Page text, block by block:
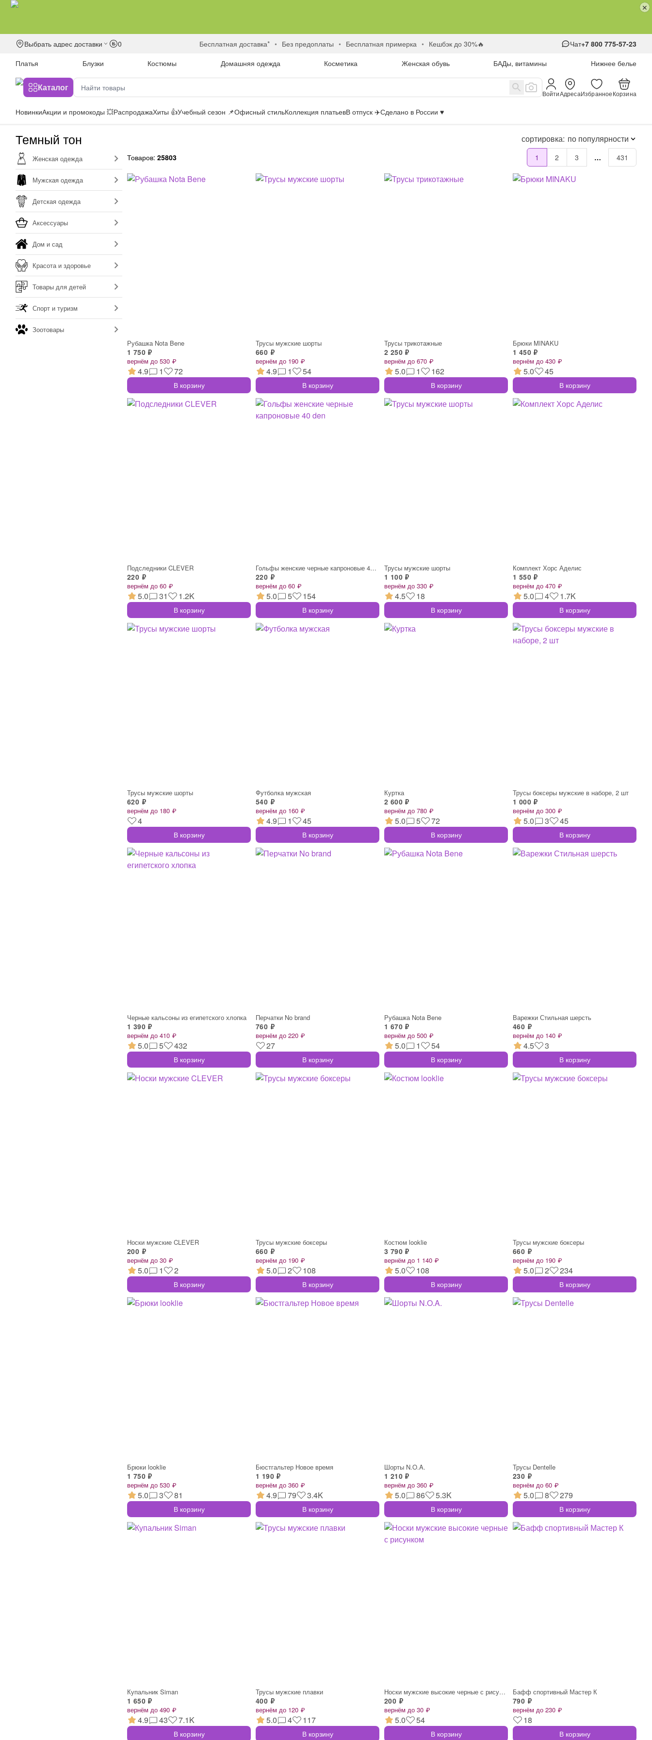
Выбрать адрес доставки 0 бесплатная доставка* без предоплаты бесплатная примерка кешбэк до 30%🔥 Чат+7 800 775-57-23
Платья
Блузки Костюмы Домашняя одежда Косметика Женская обувь БАДы, витамины Нижнее белье
Каталог
ВойтиАдресаИзбранноеКорзина
НовинкиАкции и промокоды 💥РаспродажаХиты 👍Учебный сезон 📌Офисный стильКоллекция платьевВ отпуск ✈️Сделано в России ♥️
Темный тон сортировка: по популярности
Женская одежда
Мужская одежда
Детская одежда
Аксессуары
Дом и сад
Красота и здоровье
Товары для детей
Спорт и туризм
Зоотовары
Товаров: 25803 1 2 3 … 431
Рубашка Nota Bene
1 750 ₽
вернём до 530 ₽
4.9 1 72
В корзину
Трусы мужские шорты
660 ₽
вернём до 190 ₽
4.9 1 54
В корзину
Трусы трикотажные
2 250 ₽
вернём до 670 ₽
5.0 1 162
В корзину
Брюки MINAKU
1 450 ₽
вернём до 430 ₽
5.0 45
В корзину
Подследники CLEVER
220 ₽
вернём до 60 ₽
5.0 31 1.2K
В корзину
Гольфы женские черные капроновые 40 den
220 ₽
вернём до 60 ₽
5.0 5 154
В корзину
Трусы мужские шорты
1 100 ₽
вернём до 330 ₽
4.5 18
В корзину
Комплект Хорс Аделис
1 550 ₽
вернём до 470 ₽
5.0 4 1.7K
В корзину
Трусы мужские шорты
620 ₽
вернём до 180 ₽
4
В корзину
Футболка мужская
540 ₽
вернём до 160 ₽
4.9 1 45
В корзину
Куртка
2 600 ₽
вернём до 780 ₽
5.0 5 72
В корзину
Трусы боксеры мужские в наборе, 2 шт
1 000 ₽
вернём до 300 ₽
5.0 3 45
В корзину
Черные кальсоны из египетского хлопка
1 390 ₽
вернём до 410 ₽
5.0 5 432
В корзину
Перчатки No brand
760 ₽
вернём до 220 ₽
27
В корзину
Рубашка Nota Bene
1 670 ₽
вернём до 500 ₽
5.0 1 54
В корзину
Варежки Стильная шерсть
460 ₽
вернём до 140 ₽
4.5 3
В корзину
Носки мужские CLEVER
200 ₽
вернём до 30 ₽
5.0 1 2
В корзину
Трусы мужские боксеры
660 ₽
вернём до 190 ₽
5.0 2 108
В корзину
Костюм looklie
3 790 ₽
вернём до 1 140 ₽
5.0 108
В корзину
Трусы мужские боксеры
660 ₽
вернём до 190 ₽
5.0 2 234
В корзину
Брюки looklie
1 750 ₽
вернём до 530 ₽
5.0 3 81
В корзину
Бюстгальтер Новое время
1 190 ₽
вернём до 360 ₽
4.9 79 3.4K
В корзину
Шорты N.O.A.
1 210 ₽
вернём до 360 ₽
5.0 86 5.3K
В корзину
Трусы Dentelle
230 ₽
вернём до 60 ₽
5.0 8 279
В корзину
Купальник Siman
1 650 ₽
вернём до 490 ₽
4.9 43 7.1K
В корзину
Трусы мужские плавки
400 ₽
вернём до 120 ₽
5.0 4 117
В корзину
Носки мужские высокие черные с рисунком
200 ₽
вернём до 30 ₽
5.0 54
В корзину
Бафф спортивный Мастер К
790 ₽
вернём до 230 ₽
18
В корзину